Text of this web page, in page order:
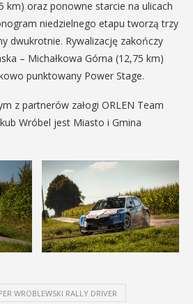
km) oraz ponowne starcie na ulicach
niedzielnego etapu tworzą trzy
dwukrotnie. Rywalizację zakończy
– Michałkowa Górna (12,75 km)
punktowany Power Stage.
z partnerów załogi ORLEN Team
Wróbel jest Miasto i Gmina
WROBLEWSKI RALLY DRIVER